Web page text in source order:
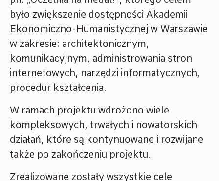
było zwiększenie dostępności Akademii
Ekonomiczno-Humanistycznej w Warszawie
w zakresie: architektonicznym,
komunikacyjnym, administrowania stron
internetowych, narzędzi informatycznych,
procedur kształcenia.
W ramach projektu wdrożono wiele
kompleksowych, trwałych i nowatorskich
działań, które są kontynuowane i rozwijane
także po zakończeniu projektu.
Zrealizowane zostały wszystkie cele